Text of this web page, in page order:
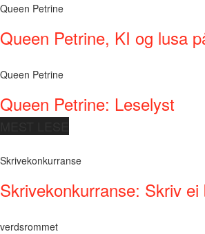
Queen Petrine
Queen Petrine, KI og lusa
Queen Petrine
Queen Petrine: Leselyst
Skrivekonkurranse
Skrivekonkurranse: Skriv ei
verdsrommet